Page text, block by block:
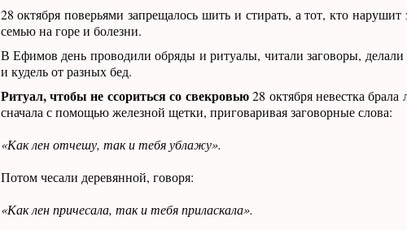
28 октября поверьями запрещалось шить и стирать, а тот, кто
семью на горе и болезни.
В Ефимов день проводили обряды и ритуалы, читали заговоры,
и кудель от разных бед.
Ритуал, чтобы не ссориться со свекровью28 октября невестка брала
сначала с помощью железной щетки, приговаривая заговорные слова:
«Как лен отчешу, так и тебя ублажу».
Потом чесали деревянной, говоря:
«Как лен причесала, так и тебя приласкала».